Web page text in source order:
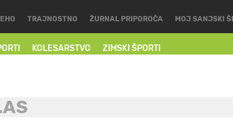
KOLESARSTVO ZIMSKI ŠPORTI
TRAJNOSTNO ŽURNAL PRIPOROČA MOJ SANJSKI